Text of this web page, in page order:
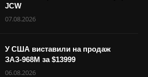
JCW
07.08.2026
У США виставили на продаж
ЗАЗ-968М за $13999
06.08.2026